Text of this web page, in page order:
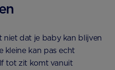
dat je baby kan blijven
kleine kan pas echt
tot zit komt vanuit